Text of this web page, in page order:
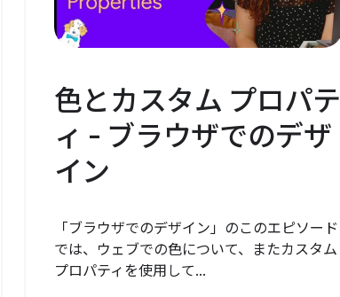
色とカスタム プロパテ
ィ - ブラウザでのデザ
イン
「ブラウザでのデザイン」のこのエピソード
では、ウェブでの色について、またカスタム
プロパティを使用して...